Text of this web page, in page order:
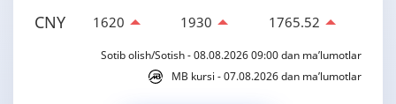
CNY
1620 1930 1765.52
Sotib olish/Sotish - 08.08.2026 09:00 dan ma’lumotlar
MB kursi - 07.08.2026 dan ma’lumotlar